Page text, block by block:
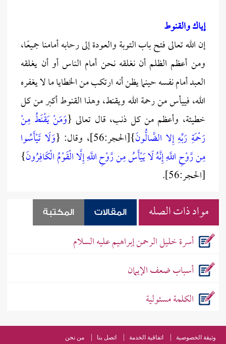
إياك والقنوط
إن الله تعالى فتح باب التوبة والعودة إلى رحابه أمامنا جميعًا،
ومن أعظم الظلم أن نغلقه نحن أمام الناس أو أن يغلقه
العبد أمام نفسه حينما يظن أنه ارتكب من الخطايا ما لا يغفره
الله، فييأس من رحمة الله ويقنط، وهذا القنوط أكبر من كل
خطيئة، وأعظم من كل ذنب، قال تعالى {وَمَنْ يَقْنَطُ مِنْ
رَحْمَةِ رَبِّهِ إِلا الضَّالُّونَ}[الحجر:56]، وقال: {
وَلَا تَيْأَسُوا
مِن رَّوْحِ اللَّهِ إِنَّهُ لَا يَيْأَسُ مِن رَّوْحِ اللَّهِ إِلَّا الْقَوْمُ الْكَافِرُونَ}
[الحجر:56].
مواد ذات الصله المقالات المكتبة
أسرة خليل الرحمن إبراهيم عليه السلام
أسباب ضعف الإيمان
الكلمة مسئولية
وثيقة الخصوصية اتفاقية الخدمة اتصل بنا من نحن